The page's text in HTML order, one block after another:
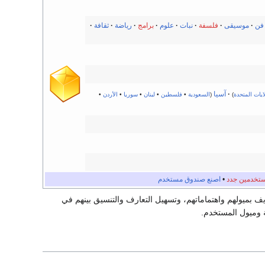
فن · موسيقى · فلسفة · نبات · علوم · برامج · رياضة · ثقافة ·
المتحدة)
· آسيا (السعودية • فلسطين • لبنان • سوريا • الأردن •
جدد • اصنع صندوق مستخدم
واهتماماتهم، وتسهيل التعارف والتنسيق بينهم في
وميول المستخدم.